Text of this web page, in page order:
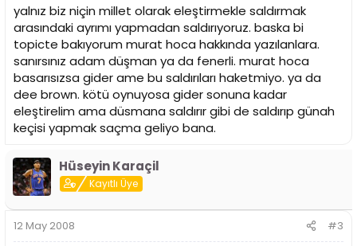
yalnız biz niçin millet olarak eleştirmekle saldırmak
arasındaki ayrımı yapmadan saldırıyoruz. baska bi
topicte bakıyorum murat hoca hakkında yazılanlara.
sanırsınız adam düşman ya da fenerli. murat hoca
basarısızsa gider ame bu saldırıları haketmiyo. ya da
dee brown. kötü oynuyosa gider sonuna kadar
eleştirelim ama düsmana saldırır gibi de saldırıp günah
keçisi yapmak saçma geliyo bana.
Hüseyin Karaçil
Kayıtlı Üye
12 May 2008 #3